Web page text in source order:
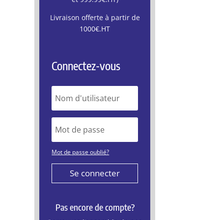
Livraison offerte à partir de
1000€.HT
Connectez-vous
Mot de passe oublié?
Se connecter
Pas encore de compte?